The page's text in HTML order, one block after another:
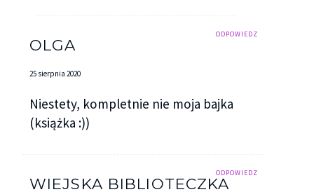
ODPOWIEDZ
OLGA
25 sierpnia 2020
Niestety, kompletnie nie moja bajka
(książka :))
ODPOWIEDZ
WIEJSKA BIBLIOTECZKA